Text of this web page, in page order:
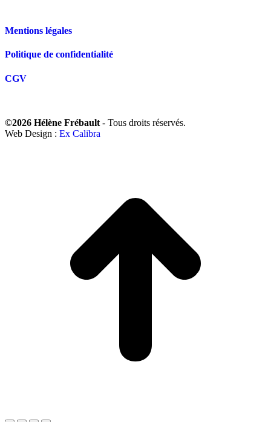
Mentions légales
Politique de confidentialité
CGV
©2026 Hélène Frébault - Tous droits réservés.
Web Design : Ex Calibra